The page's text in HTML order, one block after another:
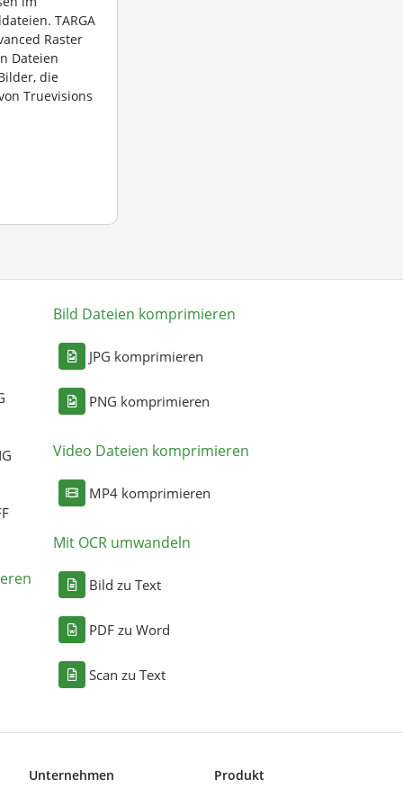
TARGA
Raster
Dateien
die
Truevisions
Bild Dateien komprimieren
JPG komprimieren
PNG komprimieren
Video Dateien komprimieren
MP4 komprimieren
Mit OCR umwandeln
Bild zu Text
PDF zu Word
Scan zu Text
Unternehmen Produkt